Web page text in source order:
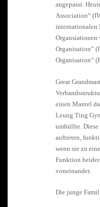
angepasst.
Association“
internationalen
Organsiationen
Organisation“
Organisation“
Great
einen Mantel
Leung Ting
umhüllte.
auftreten,
wenn sie zu
Funktion
voneinander.
Die junge